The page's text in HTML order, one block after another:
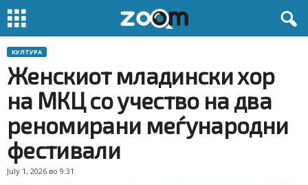
КУЛТУРА
Женскиот младински хор
на МКЦ со учество на два
реномирани меѓународни
фестивали
July 1, 2026 во 9:31